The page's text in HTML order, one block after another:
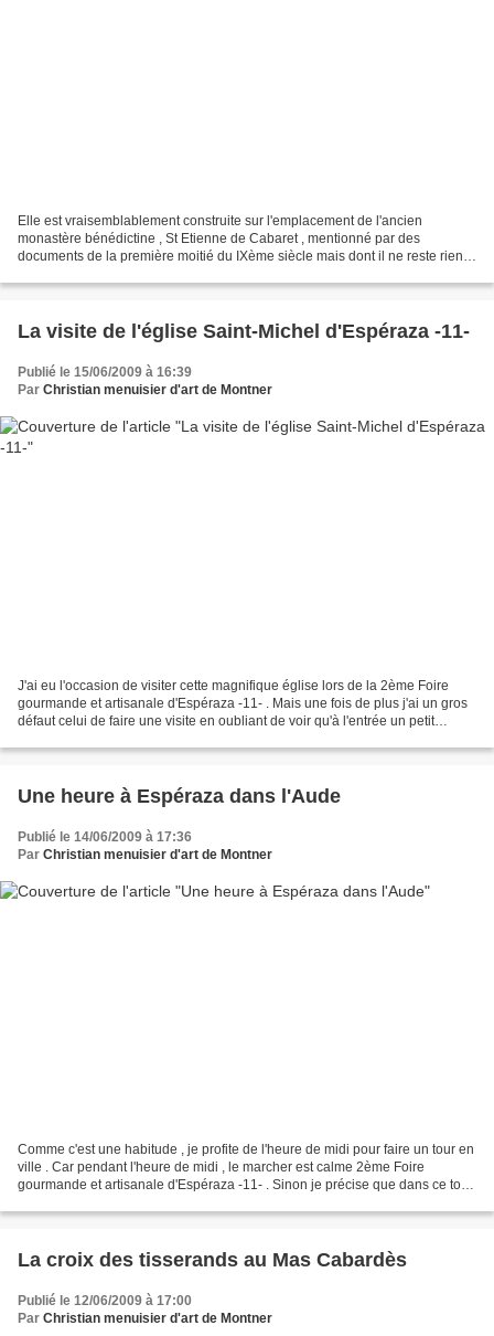
Elle est vraisemblablement construite sur l'emplacement de l'ancien
monastère bénédictine , St Etienne de Cabaret , mentionné par des
documents de la première moitié du IXème siècle mais dont il ne reste rien
La visite de l'église Saint-Michel d'Espéraza -11-
Publié le 15/06/2009 à 16:39
Par Christian menuisier d'art de Montner
J'ai eu l'occasion de visiter cette magnifique église lors de la 2ème Foire
gourmande et artisanale d'Espéraza -11- . Mais une fois de plus j'ai un gros
défaut celui de faire une visite en oubliant de voir qu'à l'entrée un petit
Une heure à Espéraza dans l'Aude
Publié le 14/06/2009 à 17:36
Par Christian menuisier d'art de Montner
Comme c'est une habitude , je profite de l'heure de midi pour faire un tour en
ville . Car pendant l'heure de midi , le marcher est calme 2ème Foire
gourmande et artisanale d'Espéraza -11- . Sinon je précise que dans ce tour
La croix des tisserands au Mas Cabardès
Publié le 12/06/2009 à 17:00
Par Christian menuisier d'art de Montner